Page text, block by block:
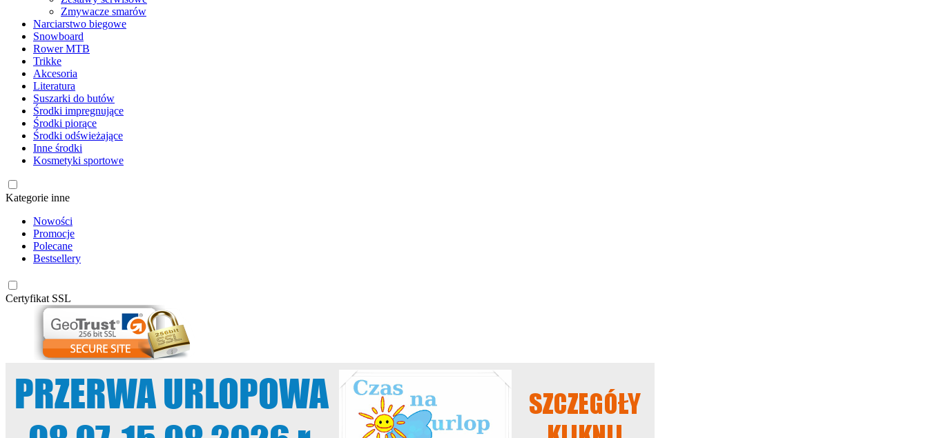
Zmywacze smarów
Narciarstwo biegowe
Snowboard
Rower MTB
Trikke
Akcesoria
Literatura
Suszarki do butów
Środki impregnujące
Środki piorące
Środki odświeżające
Inne środki
Kosmetyki sportowe
Kategorie inne
Nowości
Promocje
Polecane
Bestsellery
Certyfikat SSL